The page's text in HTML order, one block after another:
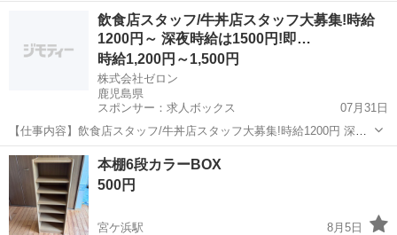
ます 1台の価格です 配達も別で可能です 必要な方気軽に問い合わせ下
鹿児島市 南鹿児島駅 収納家具
飲食店スタッフ/牛丼店スタッフ大募集!時給
1200円～ 深夜時給は1500円!即…
時給1,200円～1,500円
株式会社ゼロン
鹿児島県
スポンサー：求人ボックス
07月31日
【仕事内容】飲食店スタッフ/牛丼店スタッフ大募集!時給1200円 深夜
時給は1500円!!即採用ですぐ働けるッ! <給与> 時給1200円～1500円 <
勤務地> 鹿児島県 薩摩川内市 <最寄駅>上川内駅 「稼ぎたいけどな
～」 な...
アルバイト・パート
本棚6段カラーBOX
500円
宮ケ浜駅
8月5日